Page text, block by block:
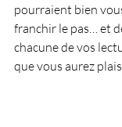
pourraient bien
franchir le pas… et
chacune de vos
que vous aurez